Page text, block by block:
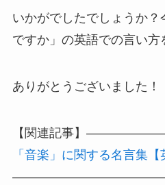
いかがでしたでしょうか？
ですか」の英語での言い方
ありがとうございました！
【関連記事】
「音楽」に関する名言集【